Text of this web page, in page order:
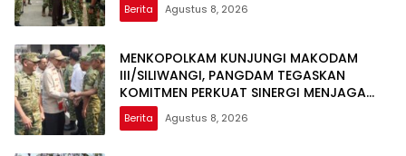
Berita Agustus 8, 2026
MENKOPOLKAM KUNJUNGI MAKODAM
III/SILIWANGI, PANGDAM TEGASKAN
KOMITMEN PERKUAT SINERGI MENJAGA
STABILITAS NASIONAL
Berita Agustus 8, 2026